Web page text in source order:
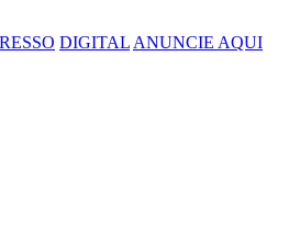
DIGITAL ANUNCIE AQUI